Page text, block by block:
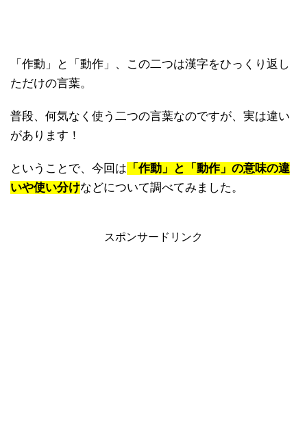
「作動」と「動作」、この二つは漢字をひっくり返し
ただけの言葉。
普段、何気なく使う二つの言葉なのですが、実は違い
があります！
ということで、今回は 「作動」と「動作」の意味の違
いや使い分けなどについて調べてみました。
スポンサードリンク